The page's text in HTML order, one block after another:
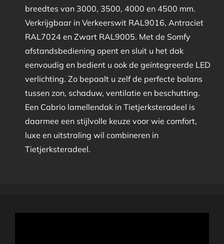
breedtes van 3000, 3500, 4000 en 4500 mm.
Verkrijgbaar in Verkeerswit RAL9016, Antraciet
RAL7024 en Zwart RAL9005. Met de Somfy
afstandsbediening opent en sluit u het dak
eenvoudig en bedient u ook de geïntegreerde LED
verlichting. Zo bepaalt u zelf de perfecte balans
tussen zon, schaduw, ventilatie en beschutting.
Een Cabrio lamellendak in Tietjerksteradeel is
daarmee een stijlvolle keuze voor wie comfort,
luxe en uitstraling wil combineren in
Tietjerksteradeel.